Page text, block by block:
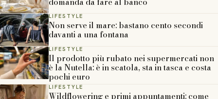
LIFESTYLE
Non serve il mare: bastano cento secondi
davanti a una fontana
LIFESTYLE
Il prodotto più rubato nei supermercati non
è la Nutella: è in scatola, sta in tasca e costa
pochi euro
LIFESTYLE
Wildflowering e primi appuntamenti: come